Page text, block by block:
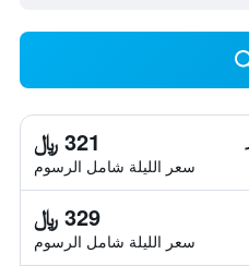
321 ﷼
سعر الليلة شامل الرسوم
329 ﷼
سعر الليلة شامل الرسوم